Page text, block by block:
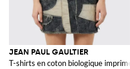
JEAN PAUL GAULTIER
T-shirts en coton biologique imprimé